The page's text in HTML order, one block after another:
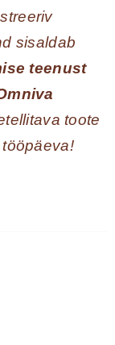
sisaldab
teenust
toote